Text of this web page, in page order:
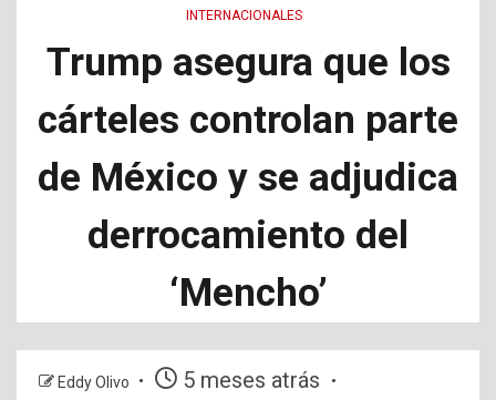
INTERNACIONALES
Trump asegura que los
cárteles controlan parte
de México y se adjudica
derrocamiento del
‘Mencho’
Eddy Olivo 5 meses atrás